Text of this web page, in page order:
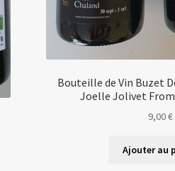
Bouteille de Vin Buzet
Joelle Jolivet
9,00€
Ajouter au